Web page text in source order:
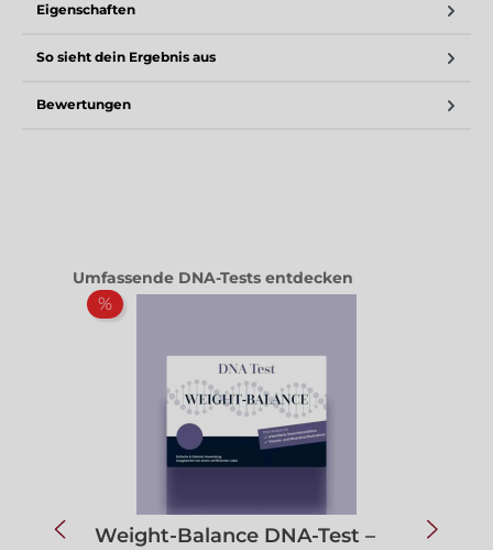
Eigenschaften
So sieht dein Ergebnis aus
Bewertungen
Produktgalerie überspringen
Umfassende DNA-Tests entdecken
%
Weight-Balance DNA-Test –